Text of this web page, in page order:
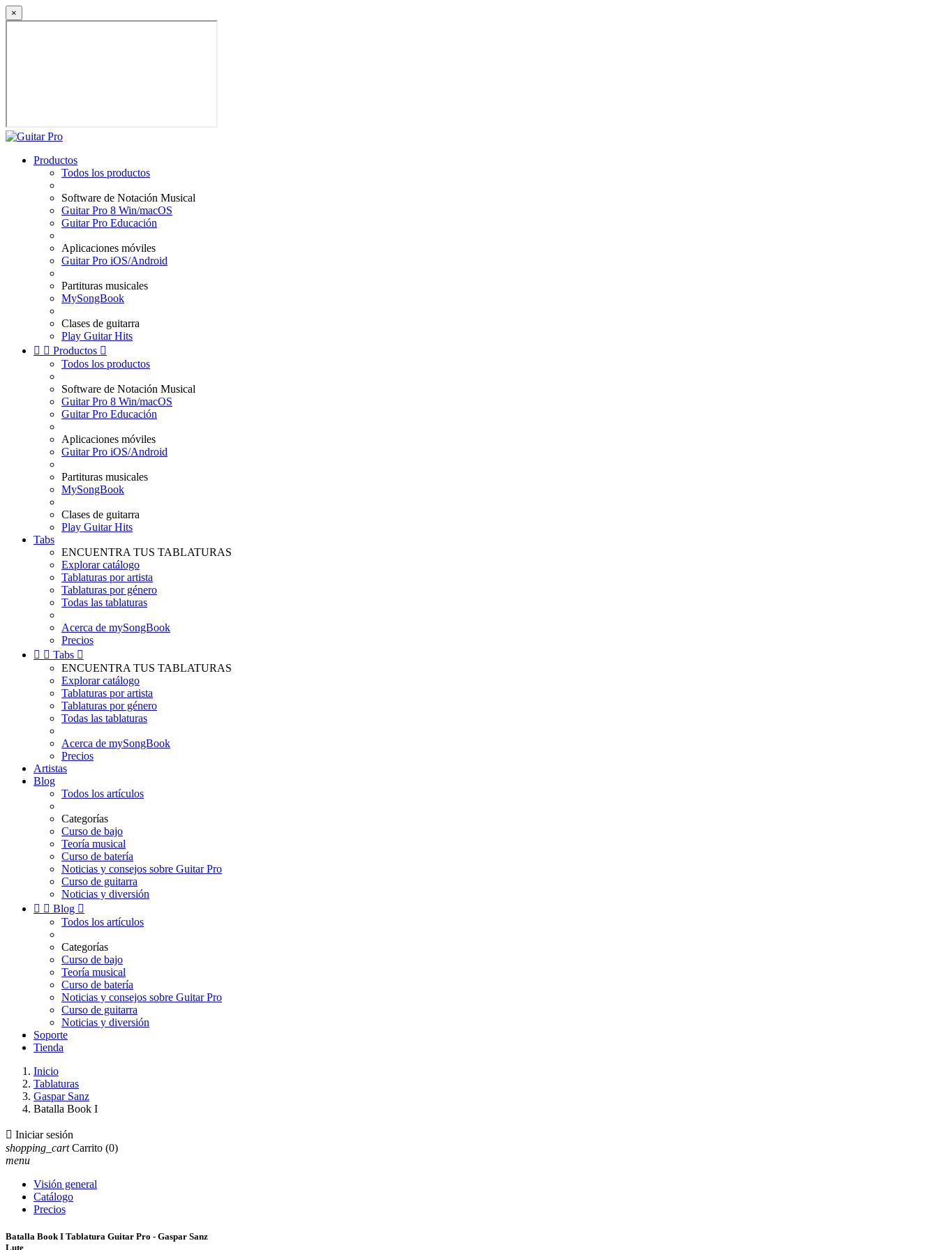
×
Productos
Todos los productos
Software de Notación Musical
Guitar Pro 8 Win/macOS
Guitar Pro Educación
Aplicaciones móviles
Guitar Pro iOS/Android
Partituras musicales
MySongBook
Clases de guitarra
Play Guitar Hits
  Productos 
Todos los productos
Software de Notación Musical
Guitar Pro 8 Win/macOS
Guitar Pro Educación
Aplicaciones móviles
Guitar Pro iOS/Android
Partituras musicales
MySongBook
Clases de guitarra
Play Guitar Hits
Tabs
ENCUENTRA TUS TABLATURAS
Explorar catálogo
Tablaturas por artista
Tablaturas por género
Todas las tablaturas
Acerca de mySongBook
Precios
  Tabs 
ENCUENTRA TUS TABLATURAS
Explorar catálogo
Tablaturas por artista
Tablaturas por género
Todas las tablaturas
Acerca de mySongBook
Precios
Artistas
Blog
Todos los artículos
Categorías
Curso de bajo
Teoría musical
Curso de batería
Noticias y consejos sobre Guitar Pro
Curso de guitarra
Noticias y diversión
  Blog 
Todos los artículos
Categorías
Curso de bajo
Teoría musical
Curso de batería
Noticias y consejos sobre Guitar Pro
Curso de guitarra
Noticias y diversión
Soporte
Tienda
Inicio
Tablaturas
Gaspar Sanz
Batalla Book I
 Iniciar sesión
shopping_cart Carrito (0)
menu
Visión general
Catálogo
Precios
Batalla Book I Tablatura Guitar Pro - Gaspar Sanz
Lute